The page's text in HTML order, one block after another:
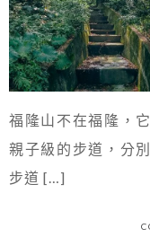
福隆山不在福隆，
親子級的步道，分
步道 […]